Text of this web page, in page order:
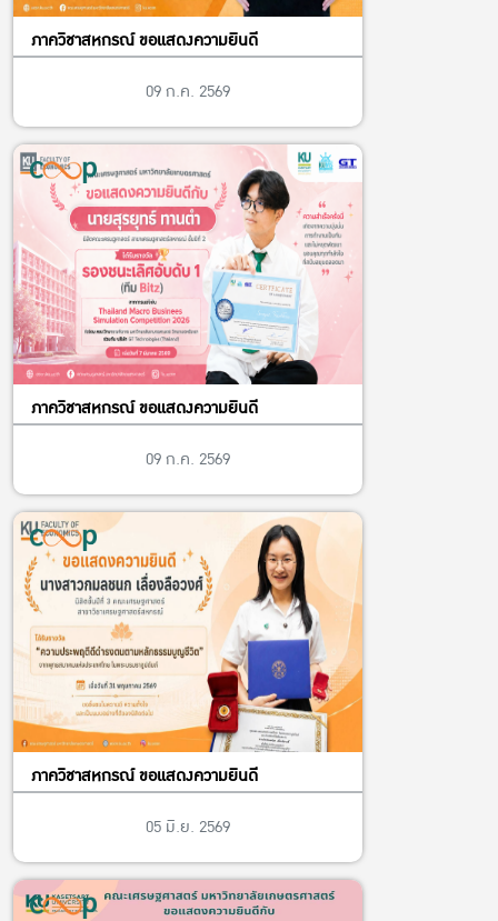
ภาควิชาสหกรณ์ ขอแสดงความยินดี
09 ก.ค. 2569
ภาควิชาสหกรณ์ ขอแสดงความยินดี
09 ก.ค. 2569
ภาควิชาสหกรณ์ ขอแสดงความยินดี
05 มิ.ย. 2569